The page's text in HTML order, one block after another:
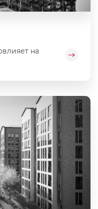
на